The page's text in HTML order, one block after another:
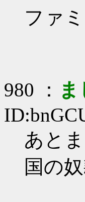
ファ
980 ： ま
あと
国の